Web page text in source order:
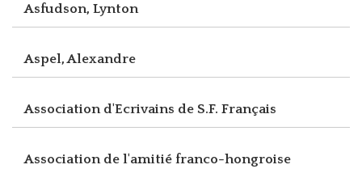
Asfudson, Lynton
Aspel, Alexandre
Association d'Ecrivains de S.F. Français
Association de l'amitié franco-hongroise